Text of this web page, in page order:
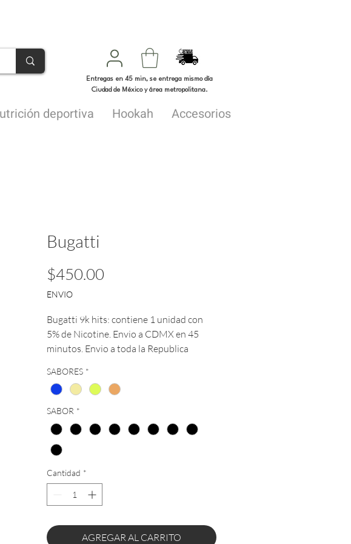
Entregas en 45 min, se entrega mismo día
Ciudad de México y área metropolitana.
deportiva Hookah Accesorios
Bugatti
$450.00Precio
ENVIO
Bugatti 9k hits: contiene 1 unidad con
5% de Nicotine. Envio a CDMX en 45
minutos. Envio a toda la Republica
SABORES *
SABOR *
Cantidad *
AGREGAR AL CARRITO